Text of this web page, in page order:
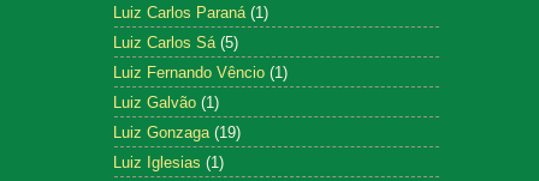
Luiz Carlos Paraná (1)
Luiz Carlos Sá (5)
Luiz Fernando Vêncio (1)
Luiz Galvão (1)
Luiz Gonzaga (19)
Luiz Iglesias (1)